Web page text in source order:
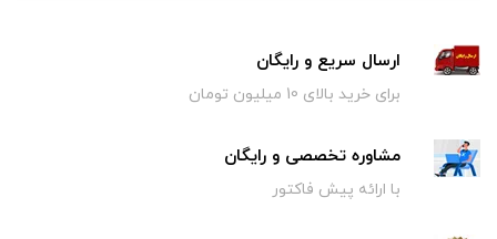
ارسال سریع و رایگان
برای خرید بالای 10 میلیون تومان
مشاوره تخصصی و رایگان
با ارائه پیش فاکتور